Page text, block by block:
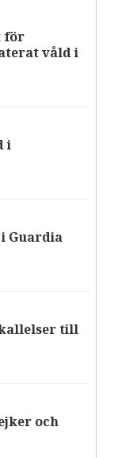
för
våld i
i
Guardia
till
och